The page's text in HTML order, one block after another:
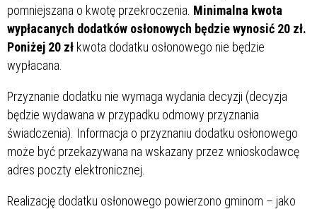
pomniejszana o kwotę przekroczenia. Minimalna kwota
wypłacanych dodatków osłonowych będzie wynosić 20 zł.
Poniżej 20 zł kwota dodatku osłonowego nie będzie
wypłacana.
Przyznanie dodatku nie wymaga wydania decyzji (decyzja
będzie wydawana w przypadku odmowy przyznania
świadczenia). Informacja o przyznaniu dodatku osłonowego
może być przekazywana na wskazany przez wnioskodawcę
adres poczty elektronicznej.
Realizację dodatku osłonowego powierzono gminom – jako